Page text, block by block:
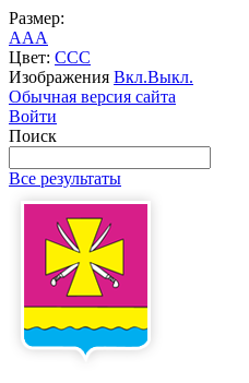
Размер:
AAA
Цвет: CCC
Изображения Вкл.Выкл.
Обычная версия сайта
Войти
Поиск
Все результаты